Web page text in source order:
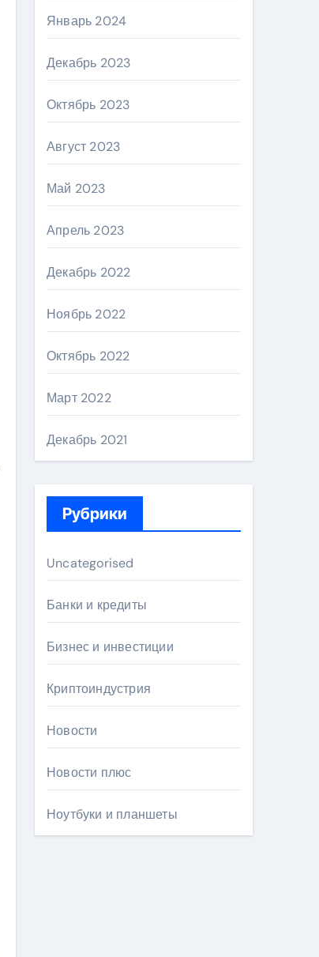
Январь 2024
Декабрь 2023
Октябрь 2023
Август 2023
Май 2023
Апрель 2023
Декабрь 2022
Ноябрь 2022
Октябрь 2022
Март 2022
Декабрь 2021
Рубрики
Uncategorised
Банки и кредиты
Бизнес и инвестиции
Криптоиндустрия
Новости
Новости плюс
Ноутбуки и планшеты